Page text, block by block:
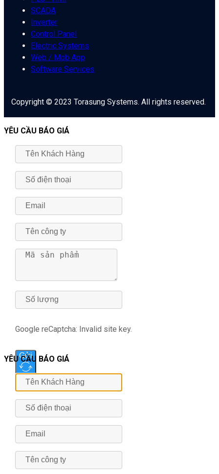
SCADA
Inverter
Control Panel
Electric Systems
Web / Mob App
Software Services
Copyright © 2023 Torasung Systems. All rights reserved.
YÊU CẦU BÁO GIÁ
Google reCaptcha: Invalid site key.
Gửi
YÊU CẦU BÁO GIÁ